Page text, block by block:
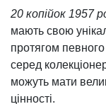
20 копійок 1957
мають свою
протягом
серед
можуть мати
цінності.